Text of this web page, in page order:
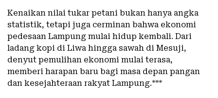
Kenaikan nilai tukar petani bukan hanya angka
statistik, tetapi juga cerminan bahwa ekonomi
pedesaan Lampung mulai hidup kembali. Dari
ladang kopi di Liwa hingga sawah di Mesuji,
denyut pemulihan ekonomi mulai terasa,
memberi harapan baru bagi masa depan pangan
dan kesejahteraan rakyat Lampung.***